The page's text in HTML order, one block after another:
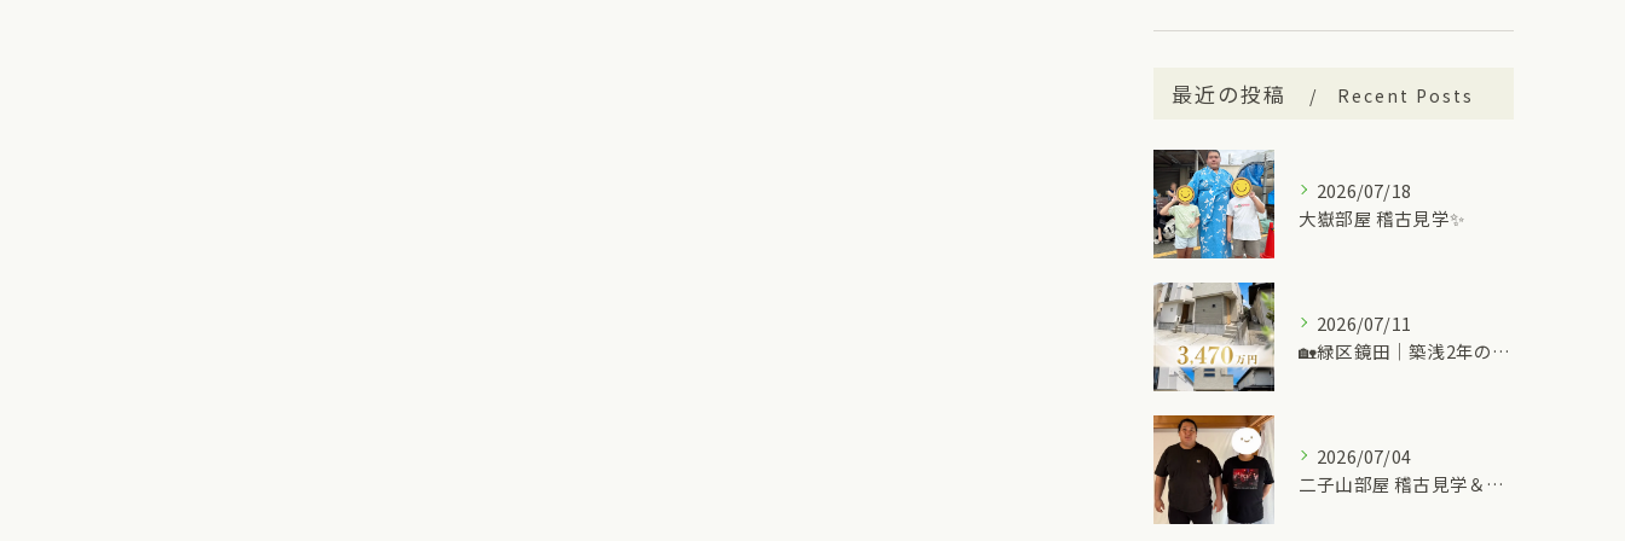
最近の投稿 Recent Posts
2026/07/18
大嶽部屋 稽古見学✨
2026/07/11
🏡緑区鏡田｜築浅2年の中古一戸建て
2026/07/04
二子山部屋 稽古見学＆ちゃんこ🍲